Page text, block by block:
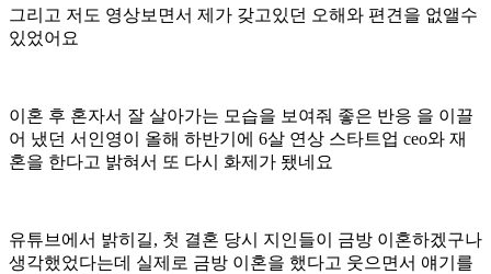
그리고 저도 영상보면서 제가 갖고있던 오해와 편견을 없앨수
있었어요
이혼 후 혼자서 잘 살아가는 모습을 보여줘 좋은 반응 을 이끌
어 냈던 서인영이 올해 하반기에 6살 연상 스타트업 ceo와 재
혼을 한다고 밝혀서 또 다시 화제가 됐네요
유튜브에서 밝히길, 첫 결혼 당시 지인들이 금방 이혼하겠구나
생각했었다는데 실제로 금방 이혼을 했다고 웃으면서 얘기를